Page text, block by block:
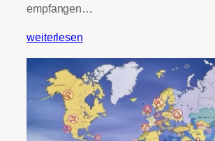
empfangen…
weiterlesen